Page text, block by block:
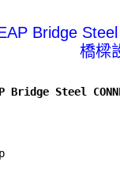
Bridge
橋樑
Bridge Steel